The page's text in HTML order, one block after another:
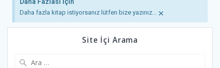
Site İçi Arama
Daha fazla kitap istiyorsanız lütfen bize yazınız... ×